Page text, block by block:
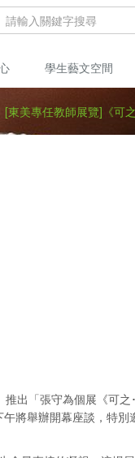
學生藝文空間
[東美專任教師展覽]《可
出「張守為個展《可之･
將舉辦開幕座談，特別